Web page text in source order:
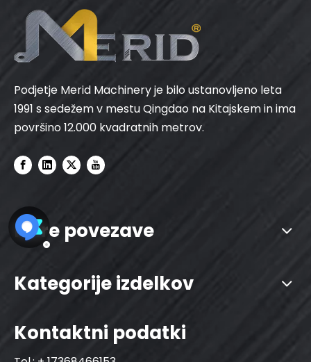
Podjetje Merid Machinery je bilo ustanovljeno leta
1991 s sedežem v mestu Qingdao na Kitajskem in ima
površino 12.000 kvadratnih metrov.
Hitre povezave
Kategorije izdelkov
Kontaktni podatki